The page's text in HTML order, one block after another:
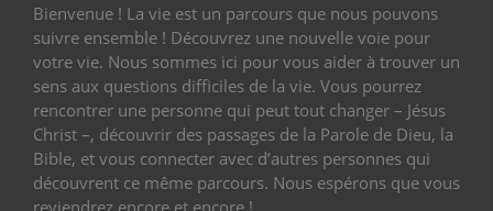
Bienvenue ! La vie est un parcours que nous pouvons
suivre ensemble ! Découvrez une nouvelle voie pour
votre vie. Nous sommes ici pour vous aider à trouver un
sens aux questions difficiles de la vie. Vous pourrez
rencontrer une personne qui peut tout changer – Jésus
Christ –, découvrir des passages de la Parole de Dieu, la
Bible, et vous connecter avec d’autres personnes qui
découvrent ce même parcours. Nous espérons que vous
reviendrez encore et encore !